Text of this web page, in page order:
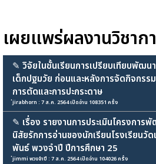
เผยแพร่ผลงานวิชาก
✎ วิจัยในชั้นเรียนการเปรียบเทียบพัฒน
เด็กปฐมวัย ก่อนและหลังการจัดกิจกรร
การตัดและการปะกระดาษ
่jirabhorn : 7 ส.ค. 2564 เปิดอ่าน 108351 ครั้ง
✎ เรื่อง รายงานการประเมินโครงกา
นิสัยรักการอ่านของนักเรียนโรงเรียนวัด
พันธ์ พวงจำปี ปีการศึกษา 25
่jimmi พวงจำปี : 7 ส.ค. 2564 เปิดอ่าน 104026 ครั้ง